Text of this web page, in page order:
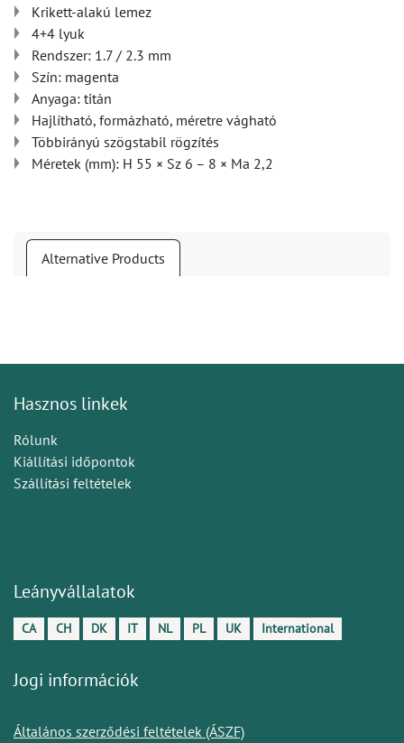
Krikett-alakú lemez
4+4 lyuk
Rendszer: 1.7 / 2.3 mm
Szín: magenta
Anyaga: titán
Hajlítható, formázható, méretre vágható
Többirányú szögstabil rögzítés
Méretek (mm): H 55 × Sz 6 – 8 × Ma 2,2
Alternative Products
Hasznos linkek
Rólunk
Kiállítási időpontok
Szállítási feltételek
Leányvállalatok
CA CH DK IT NL PL UK International
Jogi információk
Általános szerződési feltételek (ÁSZF)